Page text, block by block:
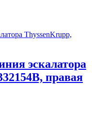
эскалатора
правая